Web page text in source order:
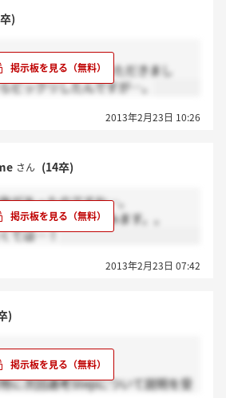
)
選考の説明もしていただきまし
ビックリしたんですが…。
2013年2月23日 10:26
さん (14卒)
があったのですね…。
分析の甘さを悔やみます。。
ては…！
2013年2月23日 07:42
)
います。
に次回選考Stepについて説明を受